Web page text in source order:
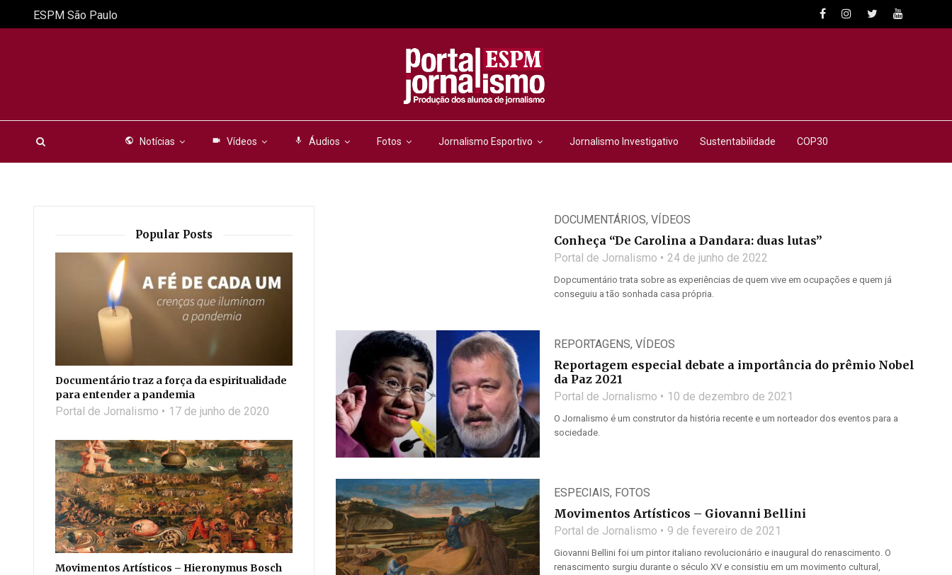
public Notícias videocam Vídeos mic Áudios Fotos Jornalismo Esportivo Jornalismo Investigativo Sustentabilidade COP30
ESPM São Paulo
DOCUMENTÁRIOS, VÍDEOS
Conheça “De Carolina a Dandara: duas lutas”
Portal de Jornalismo 24 de junho de 2022
Dopcumentário trata sobre as experiências de quem vive em ocupações e quem já
conseguiu a tão sonhada casa própria.
REPORTAGENS, VÍDEOS
Reportagem especial debate a importância do prêmio Nobel
da Paz 2021
Portal de Jornalismo 10 de dezembro de 2021
O Jornalismo é um construtor da história recente e um norteador dos eventos para a
sociedade.
ESPECIAIS, FOTOS
Movimentos Artísticos – Giovanni Bellini
Portal de Jornalismo 9 de fevereiro de 2021
Giovanni Bellini foi um pintor italiano revolucionário e inaugural do renascimento. O
renascimento surgiu durante o século XV e consistiu em um movimento cultural,
Popular Posts
Documentário traz a força da espiritualidade
para entender a pandemia
Portal de Jornalismo 17 de junho de 2020
Movimentos Artísticos – Hieronymus Bosch